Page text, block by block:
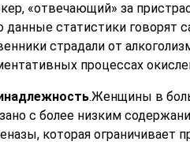
«отвечающий» за
данные статистики говорят
страдали от
процессах
.Женщины в
с более низким
которая ограничивает